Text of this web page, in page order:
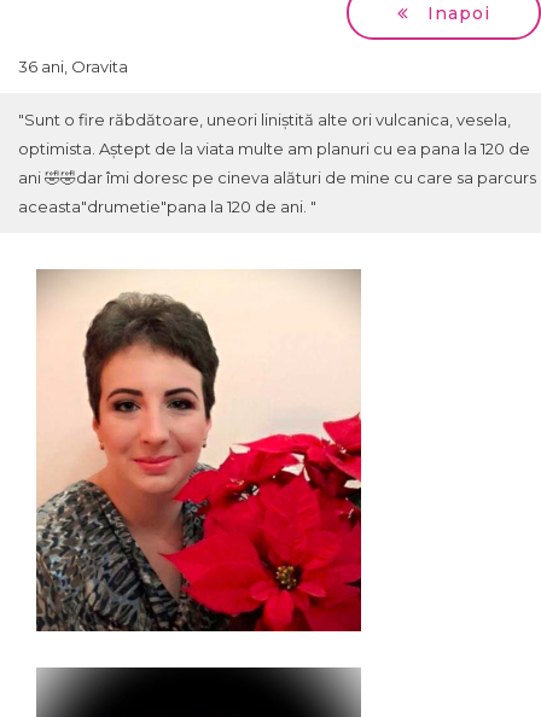
Inapoi
36 ani, Oravita
"Sunt o fire răbdătoare, uneori liniștită alte ori vulcanica, vesela,
optimista. Aștept de la viata multe am planuri cu ea pana la 120 de
ani 🤣🤣dar îmi doresc pe cineva alături de mine cu care sa parcurs
aceasta"drumetie"pana la 120 de ani. "